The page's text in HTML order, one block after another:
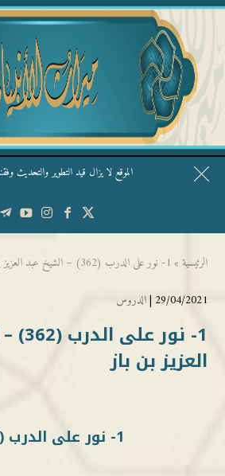
الموقع لا يزال قيد التطوير والتحديث
قال الشيخ ربيع وفقه الله: نحن ليس عندنا
الرئيسية » 1- نور على الدرب (362) – الشيخ عبد العزيز بن باز
29/04/2021 | الدروس
1-
العزيز بن باز
1- نور على الدرب (362)